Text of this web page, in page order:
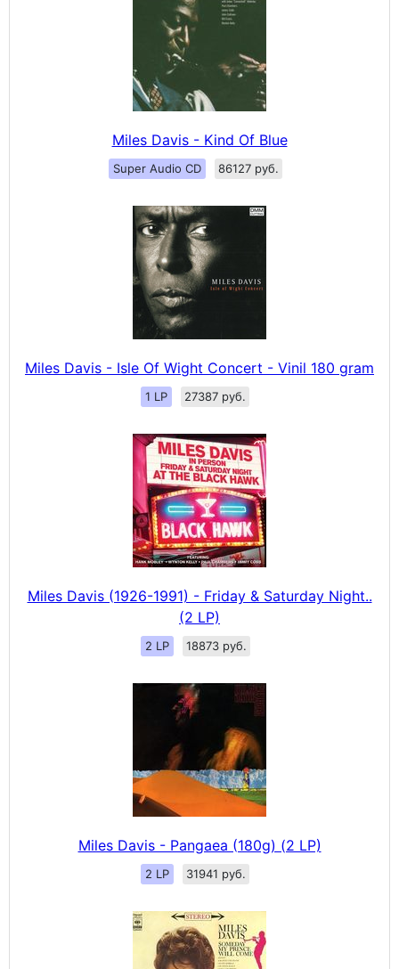
Miles Davis - Kind Of Blue
Super Audio CD 86127 руб.
Miles Davis - Isle Of Wight Concert - Vinil 180 gram
1 LP 27387 руб.
Miles Davis (1926-1991) - Friday & Saturday Night..
(2 LP)
2 LP 18873 руб.
Miles Davis - Pangaea (180g) (2 LP)
2 LP 31941 руб.